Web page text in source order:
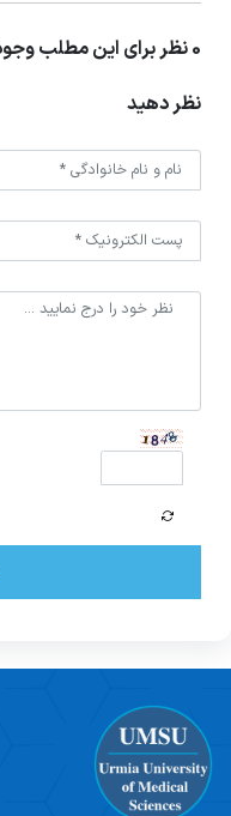
0 نظر برای این مطلب وجود دارد
نظر دهید